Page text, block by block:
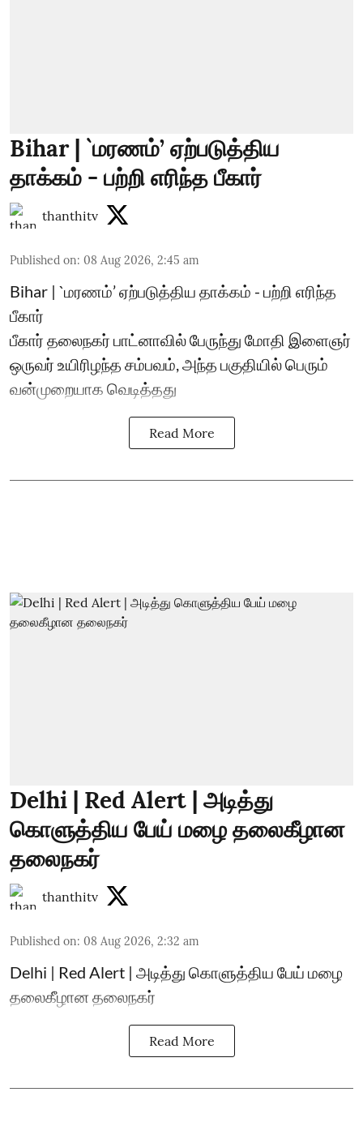
Bihar | `மரணம்’ ஏற்படுத்திய
தாக்கம் - பற்றி எரிந்த பீகார்
thanthitv
Published on: 08 Aug 2026, 2:45 am
Bihar | `மரணம்’ ஏற்படுத்திய தாக்கம் - பற்றி எரிந்த
பீகார்
பீகார் தலைநகர் பாட்னாவில் பேருந்து மோதி இளைஞர்
ஒருவர் உயிரிழந்த சம்பவம், அந்த பகுதியில் பெரும்
வன்முறையாக வெடித்தது
Read More
Delhi | Red Alert | அடித்து
கொளுத்திய பேய் மழை தலைகீழான
தலைநகர்
thanthitv
Published on: 08 Aug 2026, 2:32 am
Delhi | Red Alert | அடித்து கொளுத்திய பேய் மழை
தலைகீழான தலைநகர்
Read More